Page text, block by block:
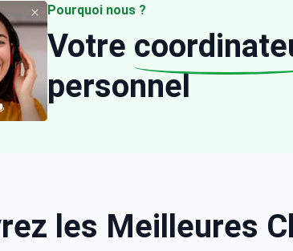
Pourquoi nous ?
Votre
personnel
les Meilleures